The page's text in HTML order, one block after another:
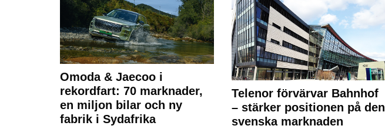
Omoda & Jaecoo i
rekordfart: 70 marknader,
en miljon bilar och ny
fabrik i Sydafrika
Telenor förvärvar Bahnhof
– stärker positionen på den
svenska marknaden